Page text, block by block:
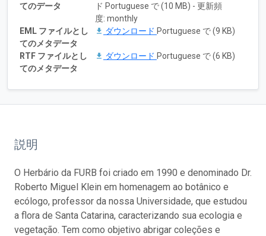
てのデータ
ド Portuguese で (10 MB) - 更新頻
度: monthly
EML ファイルとし
てのメタデータ
ダウンロード Portuguese で (9 KB)
RTF ファイルとし
てのメタデータ
ダウンロード Portuguese で (6 KB)
説明
O Herbário da FURB foi criado em 1990 e denominado Dr.
Roberto Miguel Klein em homenagem ao botânico e
ecólogo, professor da nossa Universidade, que estudou
a flora de Santa Catarina, caracterizando sua ecologia e
vegetação. Tem como objetivo abrigar coleções e